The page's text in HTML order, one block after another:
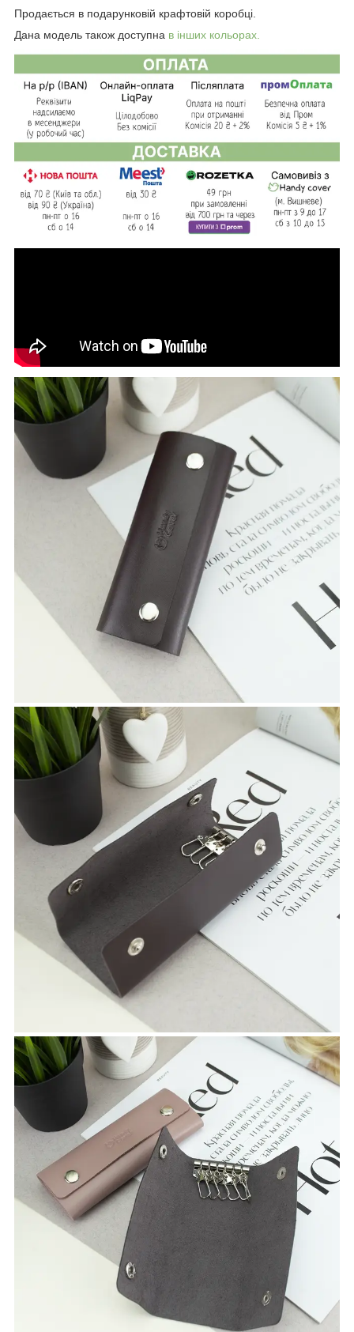
Продається в подарунковій крафтовій коробці.
Дана модель також доступна в інших кольорах.